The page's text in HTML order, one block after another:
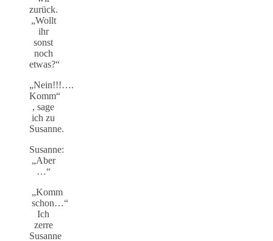
zurück.
„Wollt
ihr
sonst
noch
etwas?“
„Nein!!!….
Komm“
, sage
ich zu
Susanne.
Susanne:
„Aber
…“
„Komm
schon…“
Ich
zerre
Susanne